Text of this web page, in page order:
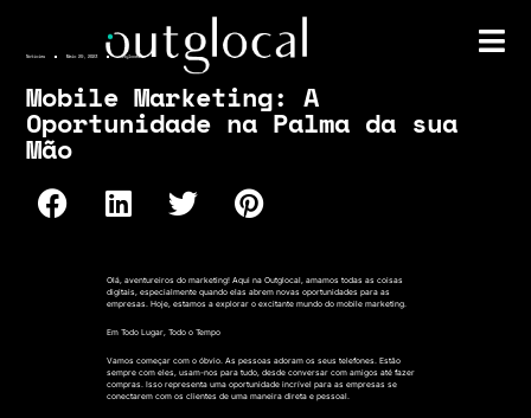
Notícias Maio 29, 2023 outglocal
Mobile Marketing: A
Oportunidade na Palma da sua
Mão
Olá, aventureiros do marketing! Aqui na Outglocal, amamos todas as coisas
digitais, especialmente quando elas abrem novas oportunidades para as
empresas. Hoje, estamos a explorar o excitante mundo do mobile marketing.
Em Todo Lugar, Todo o Tempo
Vamos começar com o óbvio. As pessoas adoram os seus telefones. Estão
sempre com eles, usam-nos para tudo, desde conversar com amigos até fazer
compras. Isso representa uma oportunidade incrível para as empresas se
conectarem com os clientes de uma maneira direta e pessoal.